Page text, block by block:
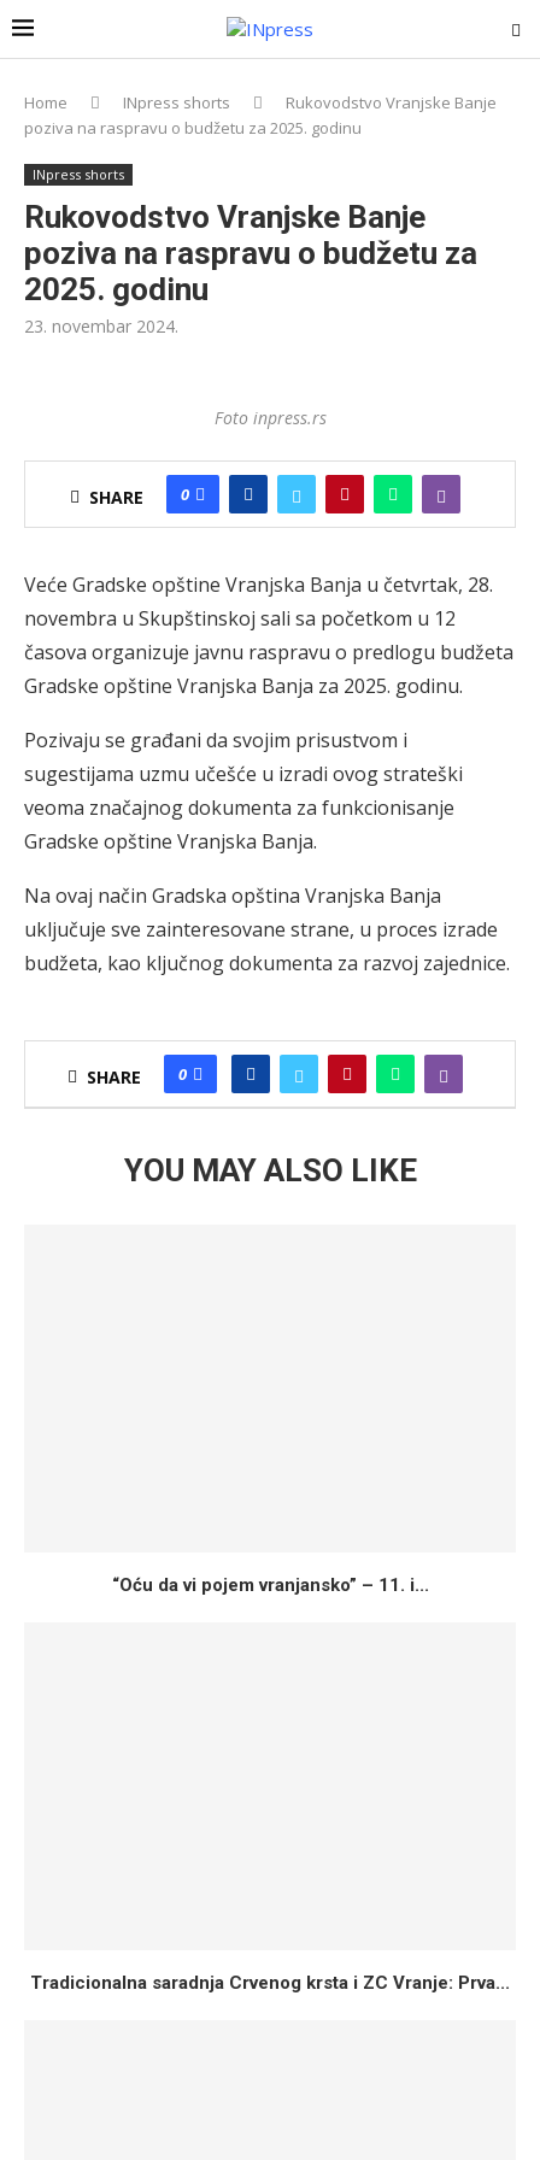
Home INpress shorts
Rukovodstvo Vranjske Banje
poziva na raspravu o budžetu za 2025. godinu
INpress shorts
Rukovodstvo Vranjske Banje
poziva na raspravu o budžetu za
2025. godinu
23. novembar 2024.
Foto inpress.rs
SHARE 0
Veće Gradske opštine Vranjska Banja u četvrtak, 28.
novembra u Skupštinskoj sali sa početkom u 12
časova organizuje javnu raspravu o predlogu budžeta
Gradske opštine Vranjska Banja za 2025. godinu.
Pozivaju se građani da svojim prisustvom i
sugestijama uzmu učešće u izradi ovog strateški
veoma značajnog dokumenta za funkcionisanje
Gradske opštine Vranjska Banja.
Na ovaj način Gradska opština Vranjska Banja
uključuje sve zainteresovane strane, u proces izrade
budžeta, kao ključnog dokumenta za razvoj zajednice.
SHARE 0
YOU MAY ALSO LIKE
“Oću da vi pojem vranjansko” – 11. i...
Tradicionalna saradnja Crvenog krsta i ZC Vranje: Prva...